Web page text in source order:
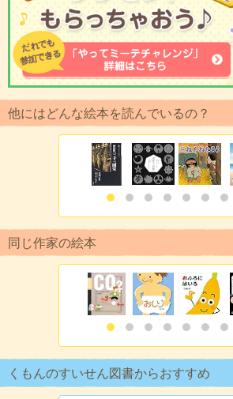
他にはどんな絵本を読んでいるの？
同じ作家の絵本
くもんのすいせん図書からおすすめ